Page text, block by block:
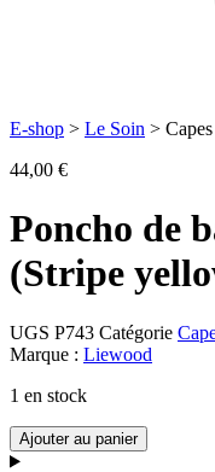
E-shop > Le Soin >
44,00 €
Poncho de
(Stripe
UGS P743 Catégorie
Marque : Liewood
1 en stock
quantité
de
Ajouter au panier